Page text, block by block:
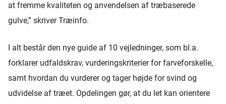
at fremme kvaliteten og anvendelsen af træbaserede
gulve,” skriver Træinfo.
I alt består den nye guide af 10 vejledninger, som bl.a.
forklarer udfaldskrav, vurderingskriterier for farveforskelle,
samt hvordan du vurderer og tager højde for svind og
udvidelse af træet. Opdelingen gør, at du let kan orientere